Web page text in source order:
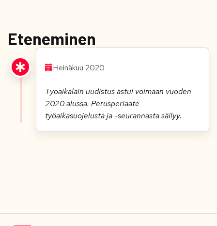
Eteneminen
Heinäkuu 2020
Työaikalain uudistus astui voimaan vuoden
2020 alussa. Perusperiaate
työaikasuojelusta ja -seurannasta säilyy.